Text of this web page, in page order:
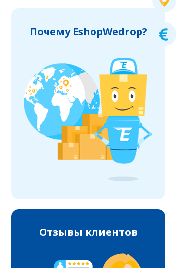
Почему EshopWedrop?
Отзывы клиентов